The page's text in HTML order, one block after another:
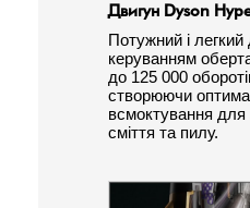
Двигун Dyson
Потужний і
керуванням
до 125 000
створюючи
всмоктування для
сміття та пилу.